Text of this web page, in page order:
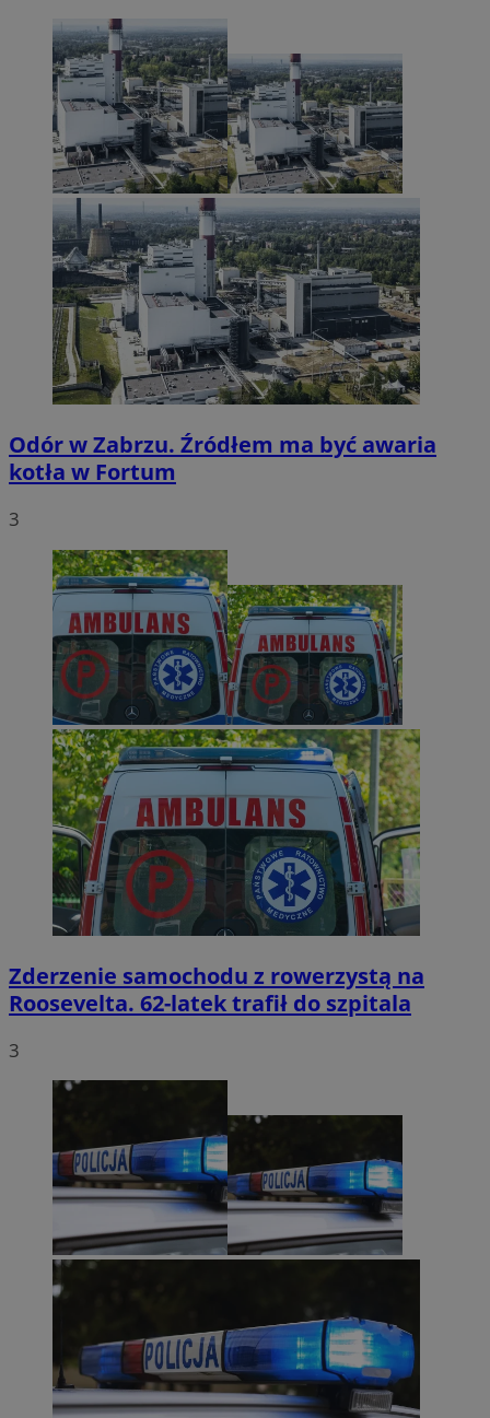
Odór w Zabrzu. Źródłem ma być awaria
kotła w Fortum
3
Zderzenie samochodu z rowerzystą na
Roosevelta. 62-latek trafił do szpitala
3